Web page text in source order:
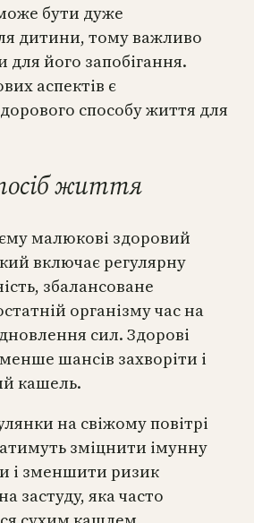
бути дуже
дитини, тому важливо
для його запобігання.
аспектів є
способу життя для
життя
малюкові здоровий
включає регулярну
збалансоване
організму час на
сил. Здорові
шансів захворіти і
кашель.
на свіжому повітрі
зміцнити імунну
і зменшити ризик
застуду, яка часто